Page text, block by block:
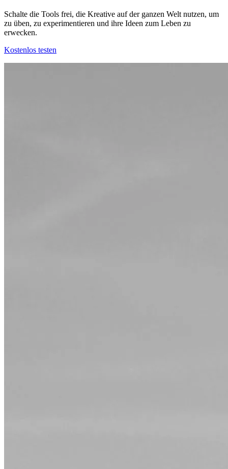
Schalte die Tools frei, die Kreative auf der ganzen Welt nutzen, um
zu üben, zu experimentieren und ihre Ideen zum Leben zu
erwecken.
Kostenlos testen